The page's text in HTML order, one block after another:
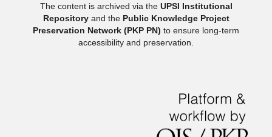
The content is archived via the UPSI Institutional
Repositoryand the Public Knowledge Project
Preservation Network (PKP PN) to ensure long-term
accessibility and preservation.